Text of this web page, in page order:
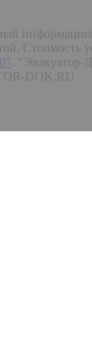
Стоимость
"Эвакуатор-
DOK.RU